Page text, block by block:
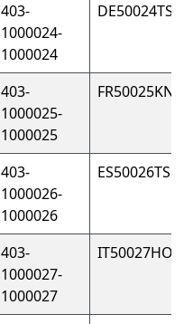
403-
1000024-
1000024
403-
1000025-
1000025
FR50025KNIT
403-
1000026-
1000026
403-
1000027-
1000027